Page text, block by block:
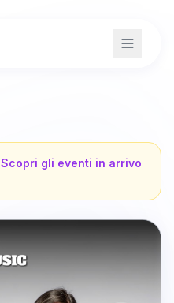
Scopri gli eventi in arrivo